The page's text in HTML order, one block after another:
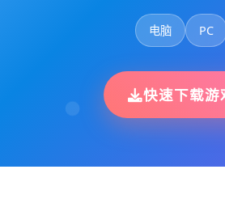
电脑 PC
快速下载游